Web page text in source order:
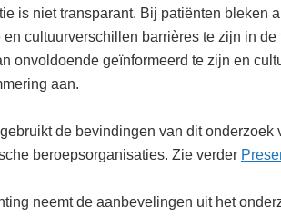
is niet transparant. Bij patiënten bleken
cultuurverschillen barrières te zijn in
onvoldoende geïnformeerd te zijn en
aan.
de bevindingen van dit
beroepsorganisaties. Zie verder
neemt de aanbevelingen uit het